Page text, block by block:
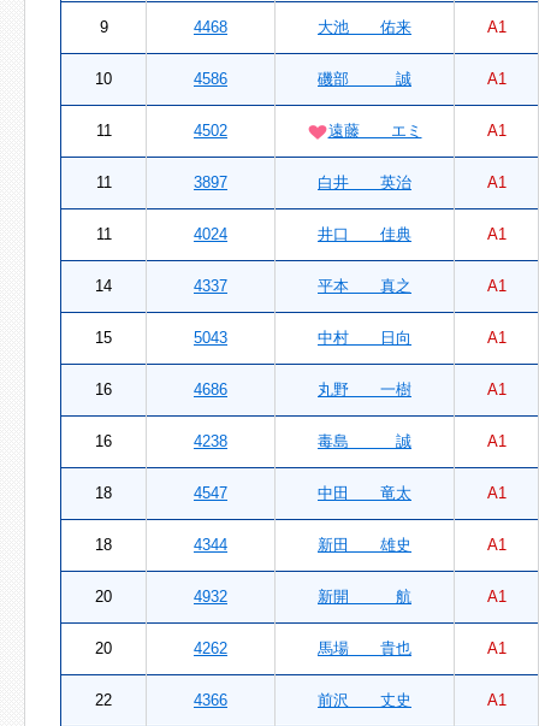
9 4468 大池 佑来 A1
10 4586 磯部 誠 A1
11 4502 遠藤 エミ A1
11 3897 白井 英治 A1
11 4024 井口 佳典 A1
14 4337 平本 真之 A1
15 5043 中村 日向 A1
16 4686 丸野 一樹 A1
16 4238 毒島 誠 A1
18 4547 中田 竜太 A1
18 4344 新田 雄史 A1
20 4932 新開 航 A1
20 4262 馬場 貴也 A1
22 4366 前沢 丈史 A1